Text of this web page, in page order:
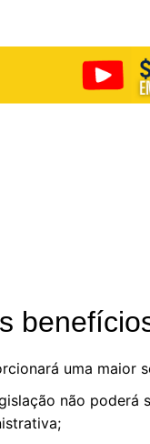
uma maior
não poderá